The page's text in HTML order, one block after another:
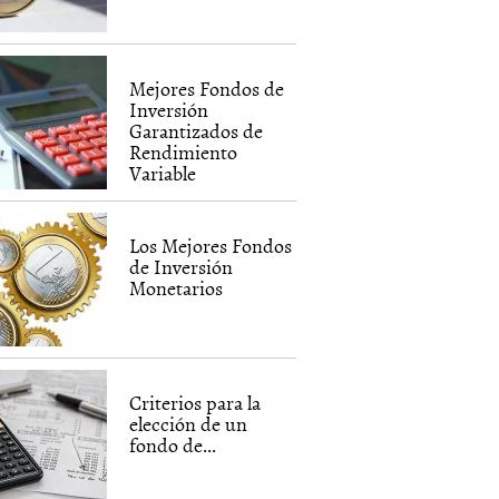
Mejores Fondos de
Inversión
Garantizados de
Rendimiento
Variable
Los Mejores Fondos
de Inversión
Monetarios
Criterios para la
elección de un
fondo de...